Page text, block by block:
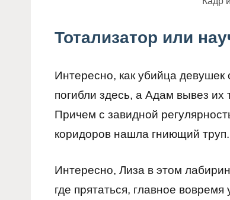
Тотализатор или
Интересно, как убийца
погибли здесь, а Адам вывез их
Причем с завидной
коридоров нашла гниющий
Интересно, Лиза в этом
где прятаться, главное